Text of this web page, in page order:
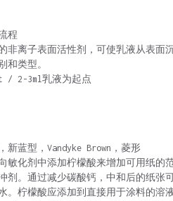
程
非离子表面活性剂，可使乳液从表面
和类型。
/ 2-3ml乳液为起点
新蓝型，Vandyke Brown，菱形
敏化剂中添加柠檬酸来增加可用纸的
剂。通过减少碳酸钙，中和后的纸
。柠檬酸应添加到直接用于涂料的溶